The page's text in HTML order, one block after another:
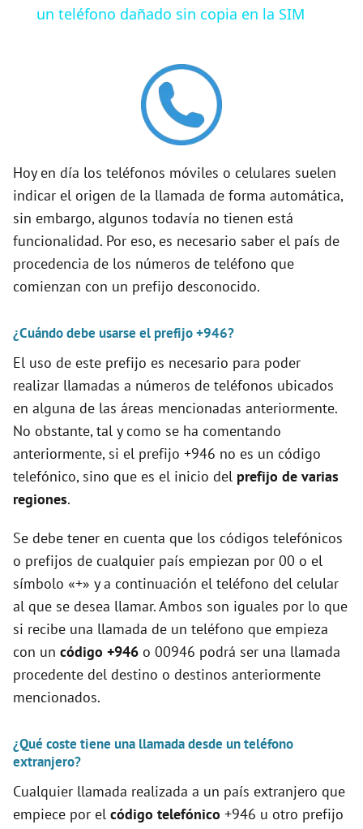
a
y
V
i
d
e
un teléfono dañado sin copia en la SIM
Hoy en día los teléfonos móviles o celulares suelen
indicar el origen de la llamada de forma automática,
sin embargo, algunos todavía no tienen está
funcionalidad. Por eso, es necesario saber el país de
procedencia de los números de teléfono que
comienzan con un prefijo desconocido.
¿Cuándo debe usarse el prefijo +946?
El uso de este prefijo es necesario para poder
realizar llamadas a números de teléfonos ubicados
en alguna de las áreas mencionadas anteriormente.
No obstante, tal y como se ha comentando
anteriormente, si el prefijo +946 no es un código
telefónico, sino que es el inicio del prefijo de varias
regiones.
Se debe tener en cuenta que los códigos telefónicos
o prefijos de cualquier país empiezan por 00 o el
símbolo «+» y a continuación el teléfono del celular
al que se desea llamar. Ambos son iguales por lo que
si recibe una llamada de un teléfono que empieza
con un código +946 o 00946 podrá ser una llamada
procedente del destino o destinos anteriormente
mencionados.
¿Qué coste tiene una llamada desde un teléfono
extranjero?
Cualquier llamada realizada a un país extranjero que
empiece por el código telefónico +946 u otro prefijo